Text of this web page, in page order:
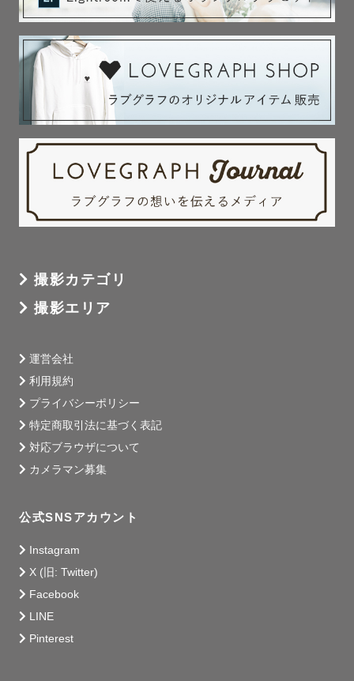
┈┈🍀撮影をご検討の皆さまへ🍀┈┈
初めての撮影や、お子さまとの撮影などは
緊張や不安なこともたくさんあると思います。
事前に丁寧にお打ち合わせをし、
ひとりひとりに合った方法で、
ゲストさまのペースでご希望に沿う撮影を
させていただければと思っておりますのでご安心ください♪
❁「こんな写真を撮影したい」
ぜひ事前にお申しつけください𖤐ˎˊ˗
全力で取り組ませていただきます！
もちろんイメージがなくても大丈夫です！
こちらでポーズなどのご案内をさせていただきますのでご
安心ください♡
┈┈🍀ご希望日時🍀┈┈
ありますのでお気軽にお問い合わせください。
┈┈🍀交通費🍀┈┈
撮影カテゴリ
撮影エリア
運営会社
利用規約
プライバシーポリシー
特定商取引法に基づく表記
対応ブラウザについて
カメラマン募集
公式SNSアカウント
Instagram
X (旧: Twitter)
Facebook
LINE
Pinterest